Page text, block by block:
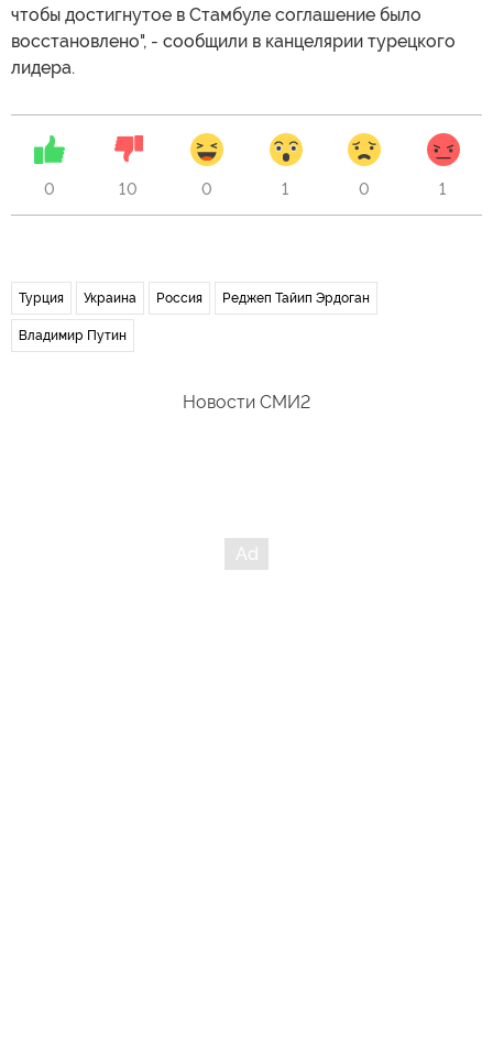
чтобы достигнутое в Стамбуле соглашение было
восстановлено", - сообщили в канцелярии турецкого
лидера.
0 10 0 1 0 1
Турция Украина Россия Реджеп Тайип Эрдоган
Владимир Путин
Новости СМИ2